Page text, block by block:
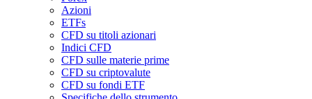
Azioni
ETFs
CFD su titoli azionari
Indici CFD
CFD sulle materie prime
CFD su criptovalute
CFD su fondi ETF